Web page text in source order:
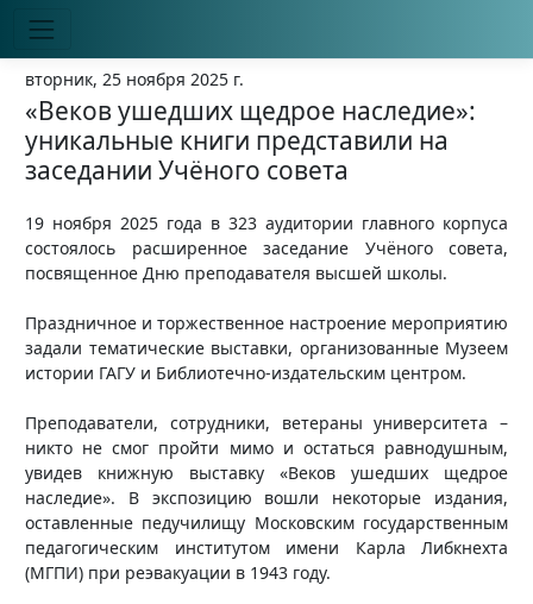
вторник, 25 ноября 2025 г.
«Веков ушедших щедрое наследие»:
уникальные книги представили на
заседании Учёного совета
19 ноября 2025 года в 323 аудитории главного корпуса
состоялось расширенное заседание Учёного совета,
посвященное Дню преподавателя высшей школы.
Праздничное и торжественное настроение мероприятию
задали тематические выставки, организованные Музеем
истории ГАГУ и Библиотечно-издательским центром.
Преподаватели, сотрудники, ветераны университета –
никто не смог пройти мимо и остаться равнодушным,
увидев книжную выставку «Веков ушедших щедрое
наследие». В экспозицию вошли некоторые издания,
оставленные педучилищу Московским государственным
педагогическим институтом имени Карла Либкнехта
(МГПИ) при реэвакуации в 1943 году.